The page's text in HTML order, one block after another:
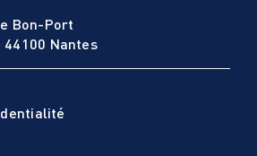
Bon-Port
44100 Nantes